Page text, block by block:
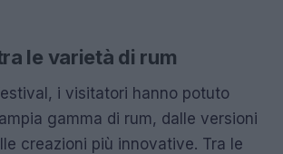
le varietà di rum
i visitatori hanno potuto
gamma di rum, dalle versioni
creazioni più innovative. Tra le